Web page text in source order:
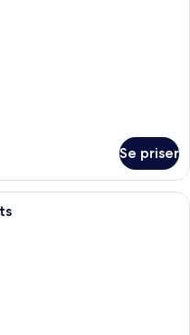
Se priser
på rummet,